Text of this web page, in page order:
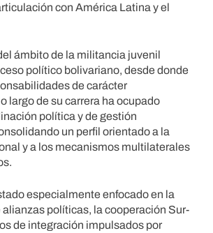
con América Latina y el
ámbito de la militancia juvenil
político bolivariano, desde donde
de carácter
largo de su carrera ha ocupado
política y de gestión
un perfil orientado a la
y a los mecanismos multilaterales
especialmente enfocado en la
políticas, la cooperación Sur-
de integración impulsados por